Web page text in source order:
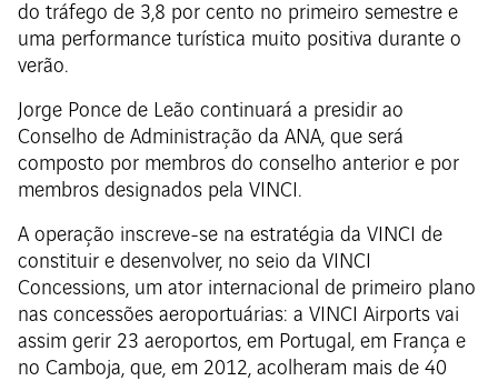
do tráfego de 3,8 por cento no primeiro semestre e
uma performance turística muito positiva durante o
verão.
Jorge Ponce de Leão continuará a presidir ao
Conselho de Administração da ANA, que será
composto por membros do conselho anterior e por
membros designados pela VINCI.
A operação inscreve-se na estratégia da VINCI de
constituir e desenvolver, no seio da VINCI
Concessions, um ator internacional de primeiro plano
nas concessões aeroportuárias: a VINCI Airports vai
assim gerir 23 aeroportos, em Portugal, em França e
no Camboja, que, em 2012, acolheram mais de 40